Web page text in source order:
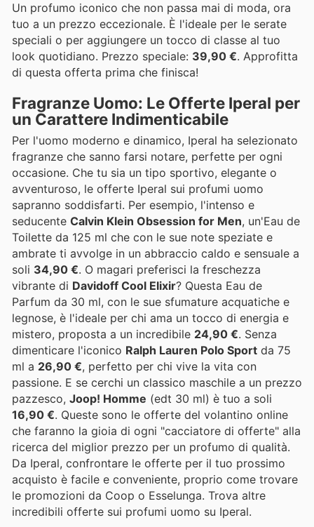
Un profumo iconico che non passa mai di moda, ora
tuo a un prezzo eccezionale. È l'ideale per le serate
speciali o per aggiungere un tocco di classe al tuo
look quotidiano. Prezzo speciale: 39,90 €. Approfitta
di questa offerta prima che finisca!
Fragranze Uomo: Le Offerte Iperal per
un Carattere Indimenticabile
Per l'uomo moderno e dinamico, Iperal ha selezionato
fragranze che sanno farsi notare, perfette per ogni
occasione. Che tu sia un tipo sportivo, elegante o
avventuroso, le offerte Iperal sui profumi uomo
sapranno soddisfarti. Per esempio, l'intenso e
seducente Calvin Klein Obsession for Men, un'Eau de
Toilette da 125 ml che con le sue note speziate e
ambrate ti avvolge in un abbraccio caldo e sensuale a
soli 34,90 €. O magari preferisci la freschezza
vibrante di Davidoff Cool Elixir? Questa Eau de
Parfum da 30 ml, con le sue sfumature acquatiche e
legnose, è l'ideale per chi ama un tocco di energia e
mistero, proposta a un incredibile 24,90 €. Senza
dimenticare l'iconico Ralph Lauren Polo Sport da 75
ml a 26,90 €, perfetto per chi vive la vita con
passione. E se cerchi un classico maschile a un prezzo
pazzesco, Joop! Homme (edt 30 ml) è tuo a soli
16,90 €. Queste sono le offerte del volantino online
che faranno la gioia di ogni "cacciatore di offerte" alla
ricerca del miglior prezzo per un profumo di qualità.
Da Iperal, confrontare le offerte per il tuo prossimo
acquisto è facile e conveniente, proprio come trovare
le promozioni da Coop o Esselunga. Trova altre
incredibili offerte sui profumi uomo su Iperal.